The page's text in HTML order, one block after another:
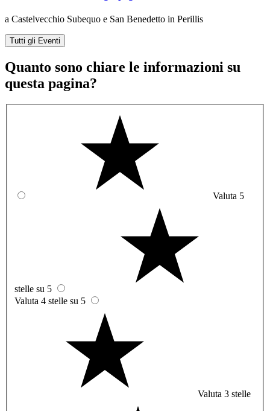
a Castelvecchio Subequo e San Benedetto in Perillis
Tutti gli Eventi
Quanto sono chiare le informazioni su
questa pagina?
Valuta 5
stelle su 5
Valuta 4 stelle su 5
Valuta 3 stelle